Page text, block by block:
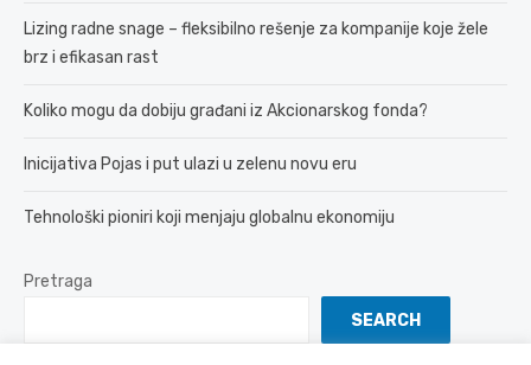
Lizing radne snage – fleksibilno rešenje za kompanije koje žele
brz i efikasan rast
Koliko mogu da dobiju građani iz Akcionarskog fonda?
Inicijativa Pojas i put ulazi u zelenu novu eru
Tehnološki pioniri koji menjaju globalnu ekonomiju
Pretraga
SEARCH